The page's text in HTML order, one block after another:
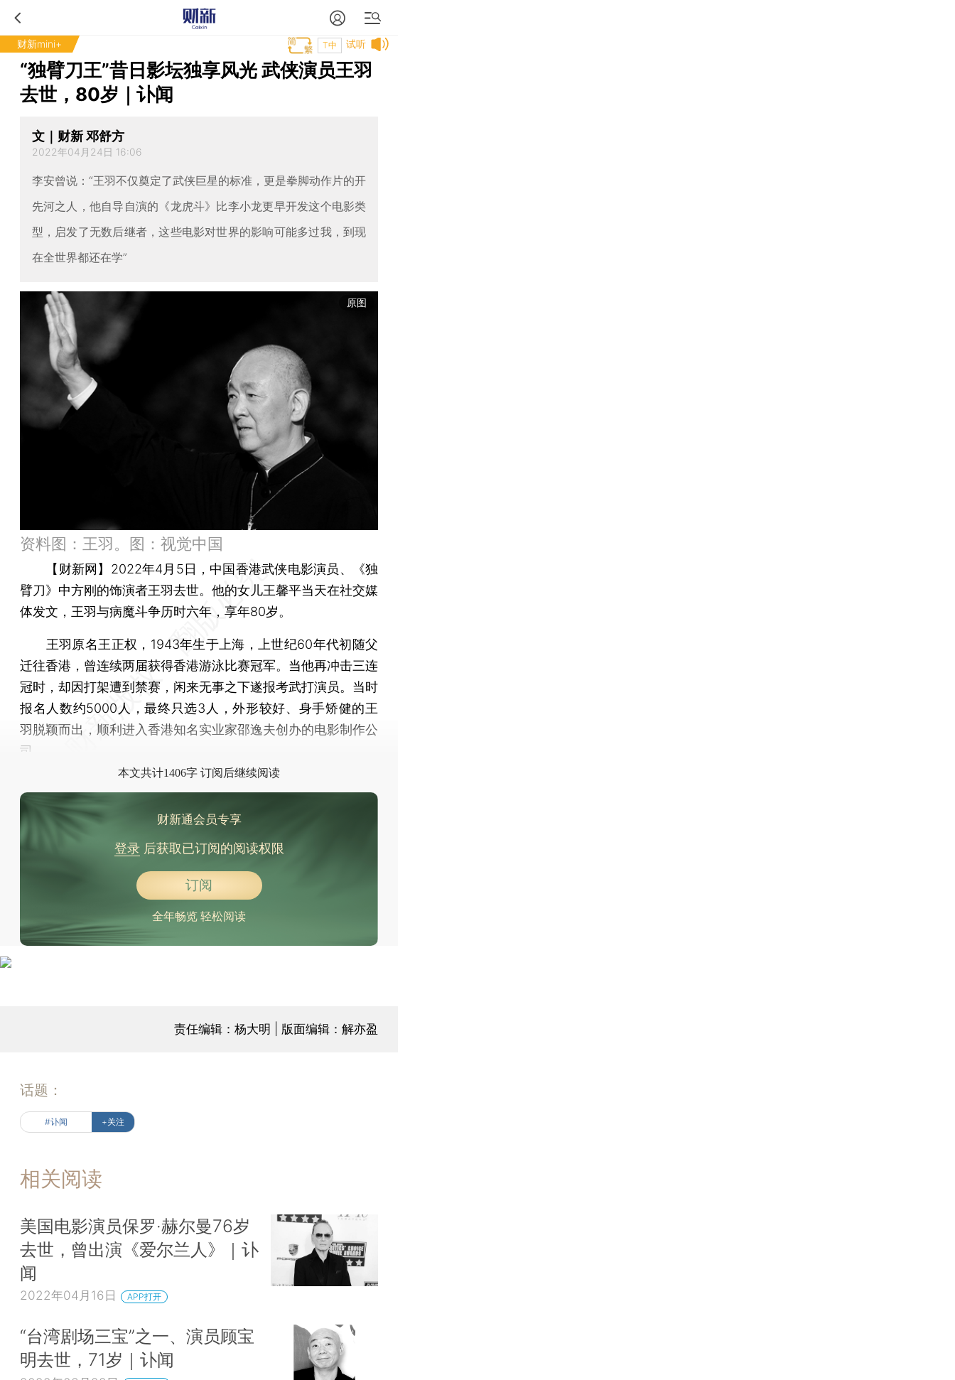
财新mini+ 试听
T中
“独臂刀王”昔日影坛独享风光 武侠演员王羽
去世，80岁｜讣闻
文｜财新 邓舒方
2022年04月24日 16:06
李安曾说：“王羽不仅奠定了武侠巨星的标准，更是拳脚动作片的开
先河之人，他自导自演的《龙虎斗》比李小龙更早开发这个电影类
型，启发了无数后继者，这些电影对世界的影响可能多过我，到现
在全世界都还在学”
原图
资料图：王羽。图：视觉中国
【财新网】 2022年4月5日，中国香港武侠电影演员、《独
臂刀》中方刚的饰演者王羽去世。他的女儿王馨平当天在社交媒
体发文，王羽与病魔斗争历时六年，享年80岁。
王羽原名王正权，1943年生于上海，上世纪60年代初随父
迁往香港，曾连续两届获得香港游泳比赛冠军。当他再冲击三连
冠时，却因打架遭到禁赛，闲来无事之下遂报考武打演员。当时
报名人数约5000人，最终只选3人，外形较好、身手矫健的王
羽脱颖而出，顺利进入香港知名实业家邵逸夫创办的电影制作公
司。
本文共计1406字 订阅后继续阅读
财新通会员专享
登录后获取已订阅的阅读权限
订阅
全年畅览 轻松阅读
责任编辑：杨大明 | 版面编辑：解亦盈
话题：
#讣闻 +关注
相关阅读
美国电影演员保罗·赫尔曼76岁
去世，曾出演《爱尔兰人》｜讣
闻
2022年04月16日 APP打开
“台湾剧场三宝”之一、演员顾宝
明去世，71岁｜讣闻